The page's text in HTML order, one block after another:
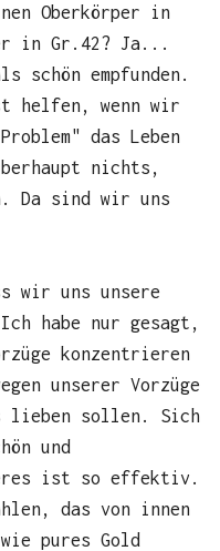
Oberkörper in
in Gr.42? Ja...
schön empfunden.
helfen, wenn wir
das Leben
nichts,
Da sind wir uns
wir uns unsere
habe nur gesagt,
konzentrieren
unserer Vorzüge
lieben sollen. Sich
und
ist so effektiv.
das von innen
pures Gold